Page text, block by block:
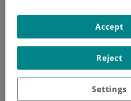
que solo llevan a cabo centros con
especializadas en cirugía de rodilla
Hospital Quirónsalud Valencia
untrasplante de menisco, una
complejidad indicada únicamente en
que solo llevan a cabo centros con
especializadas en cirugía de rodilla.
doctor César Calero
Settings
Reject
Accept